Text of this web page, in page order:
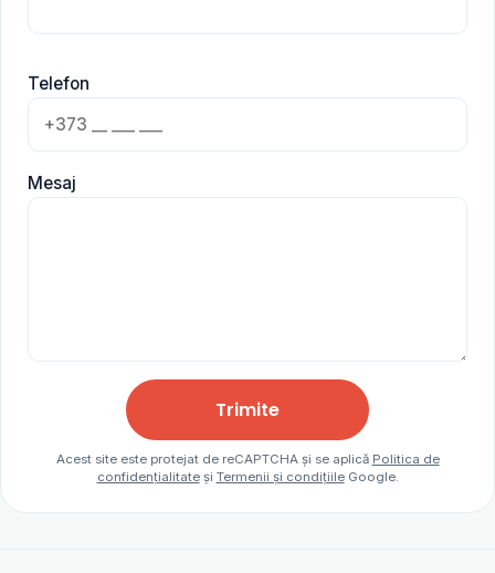
Telefon
Mesaj
Trimite
Acest site este protejat de reCAPTCHA și se aplică Politica de
confidențialitateși Termenii și condițiileGoogle.